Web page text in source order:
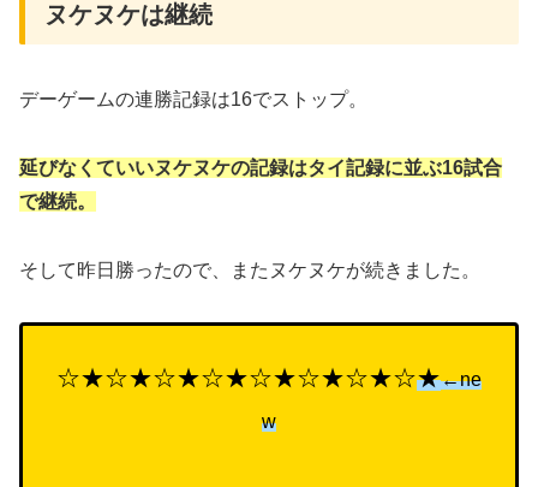
ヌケヌケは継続
デーゲームの連勝記録は16でストップ。
延びなくていいヌケヌケの記録はタイ記録に並ぶ16試合
で継続。
そして昨日勝ったので、またヌケヌケが続きました。
☆★☆★☆★☆★☆★☆★☆★☆★←ne
w